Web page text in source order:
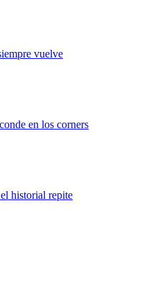
vuelve
en los corners
historial repite